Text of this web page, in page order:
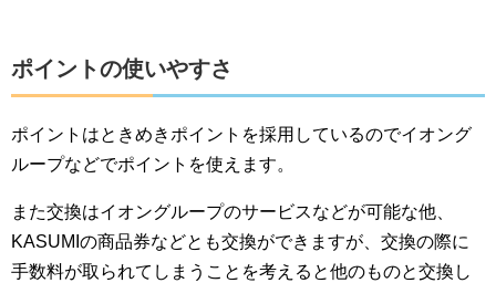
ポイントの使いやすさ
ポイントはときめきポイントを採用しているのでイオング
ループなどでポイントを使えます。
また交換はイオングループのサービスなどが可能な他、
KASUMIの商品券などとも交換ができますが、交換の際に
手数料が取られてしまうことを考えると他のものと交換し